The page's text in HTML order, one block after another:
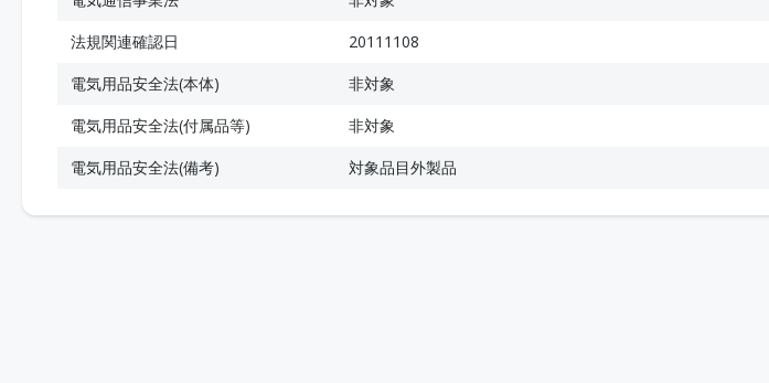
法規関連確認日
20111108
電気用品安全法(本体)
非対象
電気用品安全法(付属品等)
非対象
電気用品安全法(備考)
対象品目外製品